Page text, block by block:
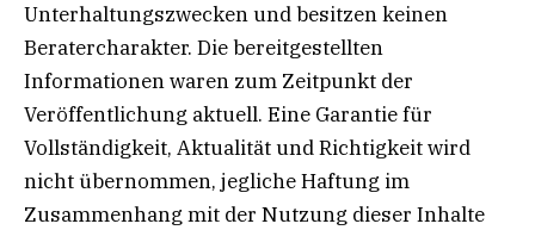
Unterhaltungszwecken und besitzen keinen
Beratercharakter. Die bereitgestellten
Informationen waren zum Zeitpunkt der
Veröffentlichung aktuell. Eine Garantie für
Vollständigkeit, Aktualität und Richtigkeit wird
nicht übernommen, jegliche Haftung im
Zusammenhang mit der Nutzung dieser Inhalte